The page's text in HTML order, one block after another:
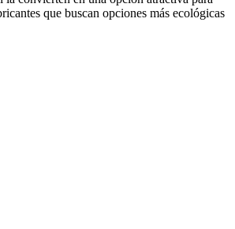
que buscan opciones más ecológicas